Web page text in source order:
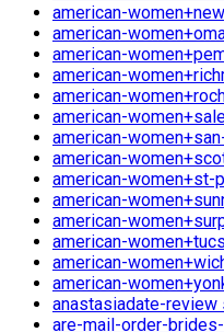
american-
american-
american-
american-
american-
american-
american-
american-
american-women+st-
american-
american-
american-
american-
american-
anastasiadate-
are-mail-order-